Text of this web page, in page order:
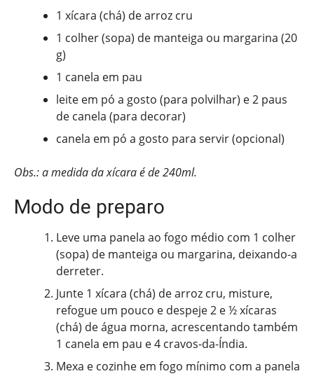
1 xícara (chá) de arroz cru
1 colher (sopa) de manteiga ou margarina (20
g)
1 canela em pau
leite em pó a gosto (para polvilhar) e 2 paus
de canela (para decorar)
canela em pó a gosto para servir (opcional)
Obs.: a medida da xícara é de 240ml.
Modo de preparo
Leve uma panela ao fogo médio com 1 colher
(sopa) de manteiga ou margarina, deixando-a
derreter.
Junte 1 xícara (chá) de arroz cru, misture,
refogue um pouco e despeje 2 e ½ xícaras
(chá) de água morna, acrescentando também
1 canela em pau e 4 cravos-da-Índia.
Mexa e cozinhe em fogo mínimo com a panela